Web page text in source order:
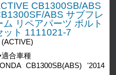
CB1300SB/ABS
ABS サブフレ
ム リペアパーツ ボルト
ット 1111021-7
(ACTIVE)
合車種
CB1300SB(ABS) '2014